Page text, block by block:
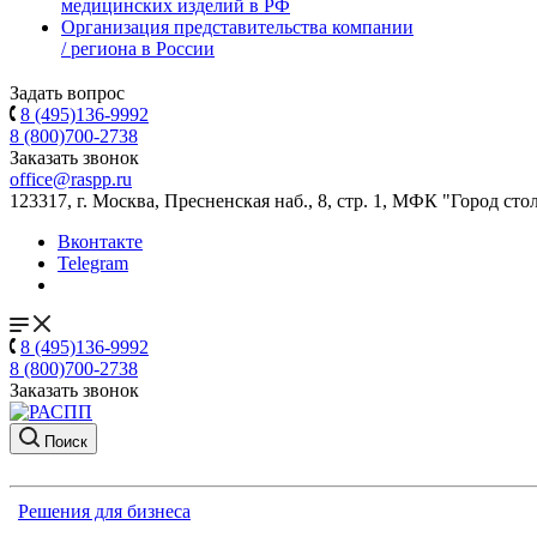
медицинских изделий в РФ
Организация представительства компании
/ региона в России
Задать вопрос
8 (495)136-9992
8 (800)700-2738
Заказать звонок
office@raspp.ru
123317, г. Москва, Пресненская наб., 8, стр. 1, МФК "Город
Вконтакте
Telegram
8 (495)136-9992
8 (800)700-2738
Заказать звонок
Поиск
Решения для бизнеса